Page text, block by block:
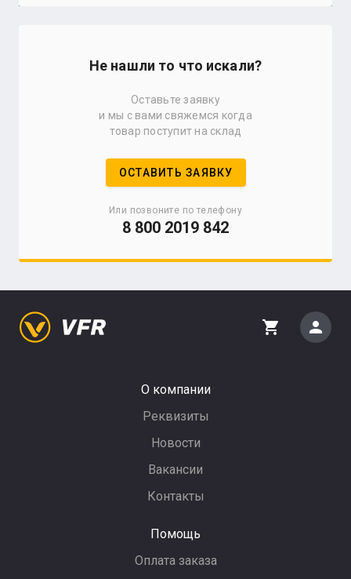
Не нашли то что искали?
Оставьте заявку
и мы с вами свяжемся когда
товар поступит на склад
ОСТАВИТЬ ЗАЯВКУ
Или позвоните по телефону
8 800 2019 842
О компании
Реквизиты
Новости
Вакансии
Контакты
Помощь
Оплата заказа
shopping_cart person